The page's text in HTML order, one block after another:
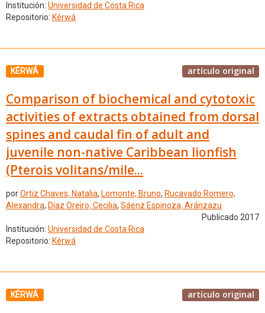
Institución: Universidad de Costa Rica
Repositorio: Kérwá
KÉRWÁ artículo original
Comparison of biochemical and cytotoxic
activities of extracts obtained from dorsal
spines and caudal fin of adult and
juvenile non-native Caribbean lionfish
(Pterois volitans/mile...
porOrtiz Chaves, Natalia, Lomonte, Bruno, Rucavado Romero,
Alexandra, Díaz Oreiro, Cecilia, Sáenz Espinoza, Aránzazu
Publicado 2017
Institución: Universidad de Costa Rica
Repositorio: Kérwá
KÉRWÁ artículo original